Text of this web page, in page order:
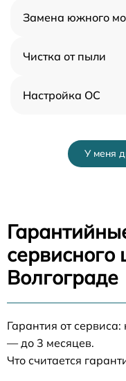
Замена южного
Чистка от пыли
Настройка ОС
У меня
сервисного
Волгограде
Гарантия от
— до 3 месяцев.
Что считается